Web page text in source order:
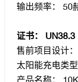
输出频率： 50
证书： UN38.3
售前项目设计：
太阳能充电类型
产品名称：